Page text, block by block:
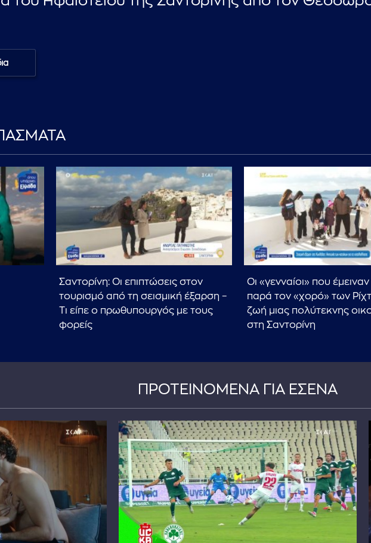
Σαντορίνη: Οι επιπτώσεις στον
τουρισμό από τη σεισμική έξαρση –
Τι είπε ο πρωθυπουργός με τους
φορείς
Οι «γενναίοι» που
παρά τον «χορό» των
ζωή μιας πολύτεκνης
στη Σαντορίνη
ΠΡΟΤΕΙΝΟΜΕΝΑ ΓΙΑ ΕΣΕΝΑ